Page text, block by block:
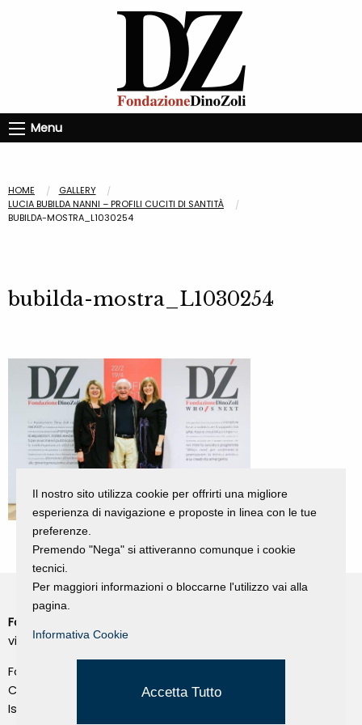
Menu
HOME
GALLERY
LUCIA BUBILDA NANNI – PROFILI CUCITI DI SANTITÀ
BUBILDA-MOSTRA_L1030254
bubilda-mostra_L1030254
Fondazione Dino Zoli
viale Bologna 288, Forlì
Fondo dot. euro 285.000 i.v.
CF e P.IVA 03692820404
Isc.Reg Per.Giu. n. 10404
Il nostro sito utilizza cookie per offrirti una migliore
esperienza di navigazione e proposte in linea con le tue
preferenze.
Premendo "Nega" si attiveranno comunque i cookie
tecnici.
Per maggiori informazioni o bloccarne l'utilizzo vai alla
pagina.
Informativa Cookie
Accetta Tutto